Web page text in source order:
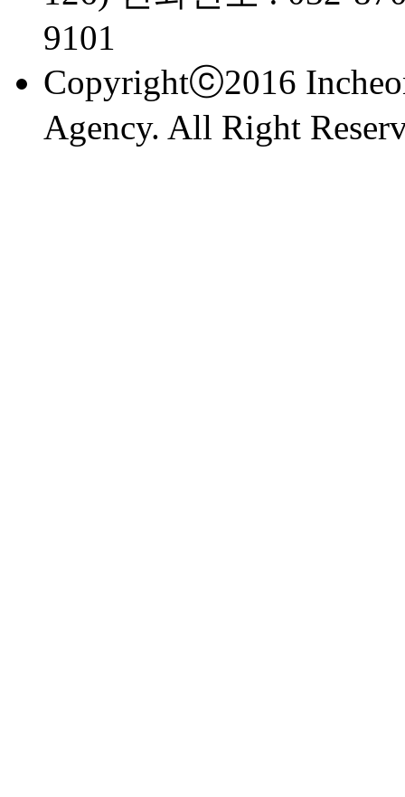
9101
Copyrightⓒ2016
Agency. All Right